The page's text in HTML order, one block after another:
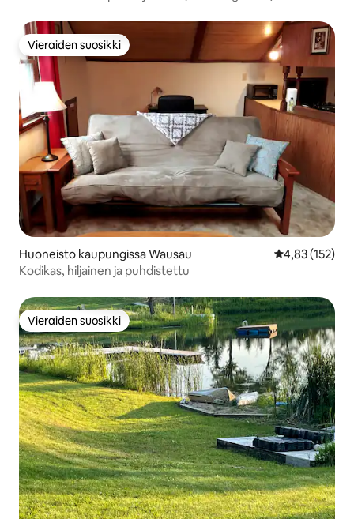
Vieraiden suosikki
Vieraiden suosikki
Huoneisto kaupungissa Wausau
4,83 (152)
Kodikas, hiljainen ja puhdistettu
Vieraiden suosikki
Vieraiden suosikki